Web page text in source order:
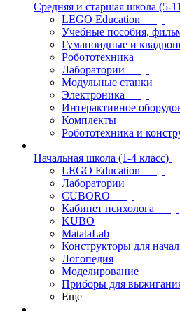
Средняя и старшая школа (5-
LEGO Education
Учебные пособия,
Гуманоидные и
Робототехника
Лаборатории
Модульные станки
Электроника
Интерактивное
Комплекты
Робототехника и
Начальная школа (1-4 класс)
LEGO Education
Лаборатории
CUBORO
Кабинет психолога
KUBO
MatataLab
Конструкторы для
Логопедия
Моделирование
Приборы для
Еще